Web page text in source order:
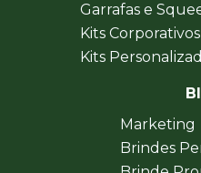
Garrafas e
Kits
Kits
Marketing
Brindes